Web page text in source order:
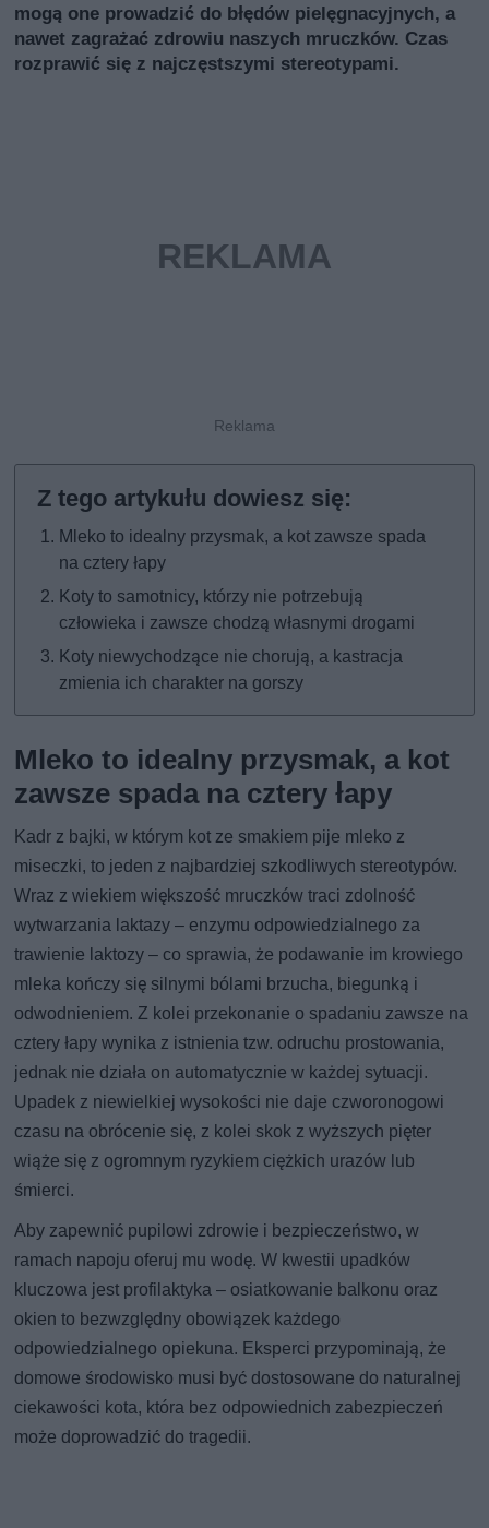
mogą one prowadzić do błędów pielęgnacyjnych, a
nawet zagrażać zdrowiu naszych mruczków. Czas
rozprawić się z najczęstszymi stereotypami.
Mleko to idealny przysmak, a kot zawsze spada
na cztery łapy
Koty to samotnicy, którzy nie potrzebują
człowieka i zawsze chodzą własnymi drogami
Koty niewychodzące nie chorują, a kastracja
zmienia ich charakter na gorszy
Mleko to idealny przysmak, a kot
zawsze spada na cztery łapy
Kadr z bajki, w którym kot ze smakiem pije mleko z
miseczki, to jeden z najbardziej szkodliwych stereotypów.
Wraz z wiekiem większość mruczków traci zdolność
wytwarzania laktazy – enzymu odpowiedzialnego za
trawienie laktozy – co sprawia, że podawanie im krowiego
mleka kończy się silnymi bólami brzucha, biegunką i
odwodnieniem. Z kolei przekonanie o spadaniu zawsze na
cztery łapy wynika z istnienia tzw. odruchu prostowania,
jednak nie działa on automatycznie w każdej sytuacji.
Upadek z niewielkiej wysokości nie daje czworonogowi
czasu na obrócenie się, z kolei skok z wyższych pięter
wiąże się z ogromnym ryzykiem ciężkich urazów lub
śmierci.
Aby zapewnić pupilowi zdrowie i bezpieczeństwo, w
ramach napoju oferuj mu wodę. W kwestii upadków
kluczowa jest profilaktyka – osiatkowanie balkonu oraz
okien to bezwzględny obowiązek każdego
odpowiedzialnego opiekuna. Eksperci przypominają, że
domowe środowisko musi być dostosowane do naturalnej
ciekawości kota, która bez odpowiednich zabezpieczeń
może doprowadzić do tragedii.